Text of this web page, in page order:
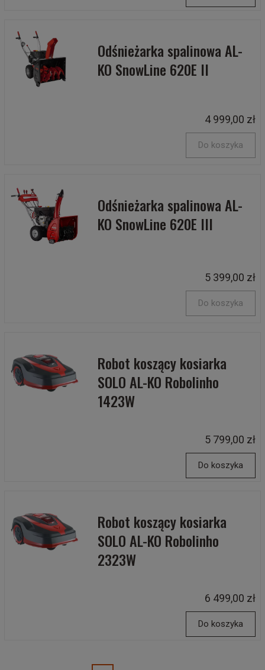
Odśnieżarka spalinowa AL-
KO SnowLine 620E II
4 999,00 zł
Do koszyka
Odśnieżarka spalinowa AL-
KO SnowLine 620E III
5 399,00 zł
Do koszyka
Robot koszący kosiarka
SOLO AL-KO Robolinho
1423W
5 799,00 zł
Do koszyka
Robot koszący kosiarka
SOLO AL-KO Robolinho
2323W
6 499,00 zł
Do koszyka